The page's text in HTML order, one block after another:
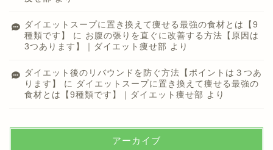
ダイエットスープに置き換えて痩せる最強の食材とは【9
種類です】
に お腹の張りを直ぐに改善する方法【原因は
3つあります】｜ダイエット痩せ部 より
ダイエット後のリバウンドを防ぐ方法【ポイントは３つあ
ります】
に
ダイエットスープに置き換えて痩せる最強の
食材とは【9種類です】｜ダイエット痩せ部 より
アーカイブ